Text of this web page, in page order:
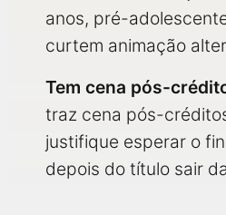
anos, pré-
curtem animação
Tem cena pós-
traz cena pós-
justifique esperar o
depois do título sair